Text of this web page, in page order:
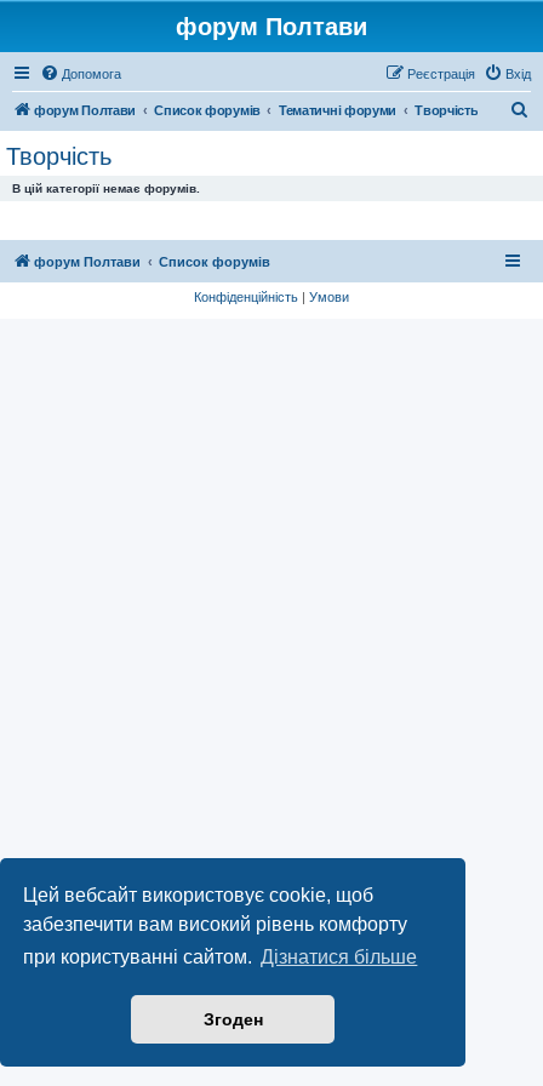
Цей вебсайт використовує cookie, щоб
забезпечити вам високий рівень комфорту
при користуванні сайтом. Дізнатися більше
Згоден
форум Полтави
Допомога Вхід
Реєстрація
форум Полтави Список форумів Тематичні форуми Творчість
Творчість
В цій категорії немає форумів.
форум Полтави Список форумів
Конфіденційність | Умови